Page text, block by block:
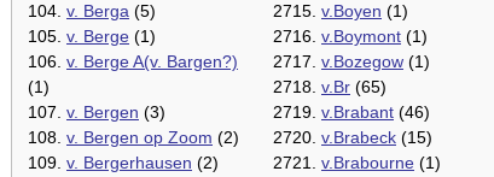
104. v. Berga (5)
105. v. Berge (1)
106. v. Berge A(v. Bargen?)
(1)
107. v. Bergen (3)
108. v. Bergen op Zoom (2)
109. v. Bergerhausen (2)
2715. v.Boyen (1)
2716. v.Boymont (1)
2717. v.Bozegow (1)
2718. v.Br (65)
2719. v.Brabant (46)
2720. v.Brabeck (15)
2721. v.Brabourne (1)